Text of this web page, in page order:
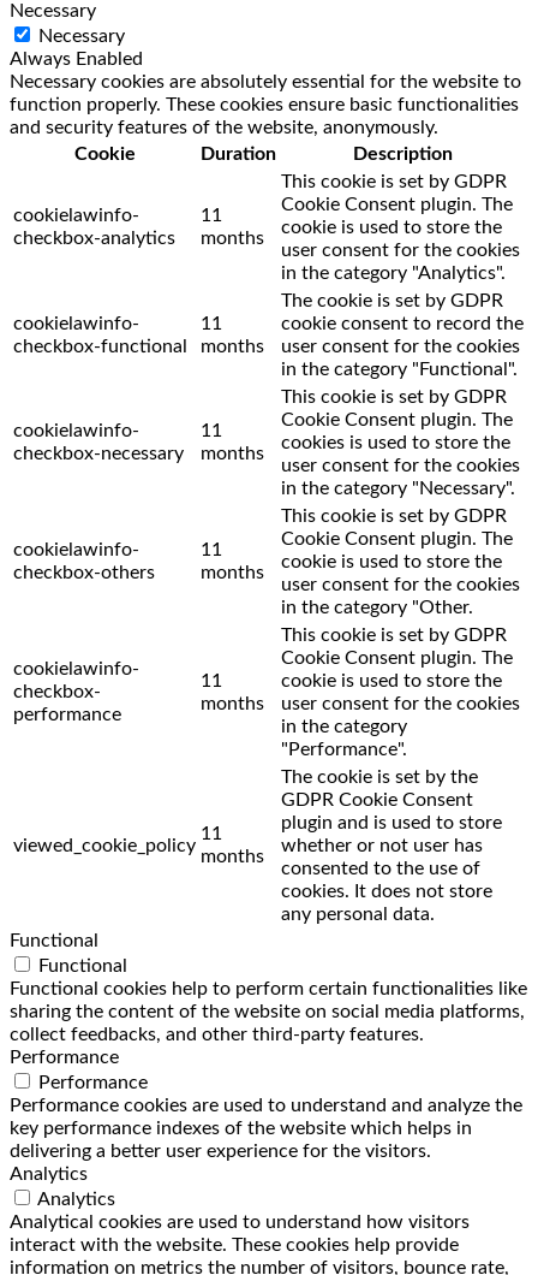
Necessary
Necessary
Always Enabled
Necessary cookies are absolutely essential for the website to
function properly. These cookies ensure basic functionalities
and security features of the website, anonymously.
Cookie
Duration Description
cookielawinfo-
checkbox-analytics
11
months
This cookie is set by GDPR
Cookie Consent plugin. The
cookie is used to store the
user consent for the cookies
in the category "Analytics".
cookielawinfo-
checkbox-functional
11
months
The cookie is set by GDPR
cookie consent to record the
user consent for the cookies
in the category "Functional".
cookielawinfo-
checkbox-necessary
11
months
This cookie is set by GDPR
Cookie Consent plugin. The
cookies is used to store the
user consent for the cookies
in the category "Necessary".
cookielawinfo-
checkbox-others
11
months
This cookie is set by GDPR
Cookie Consent plugin. The
cookie is used to store the
user consent for the cookies
in the category "Other.
cookielawinfo-
checkbox-
performance
11
months
This cookie is set by GDPR
Cookie Consent plugin. The
cookie is used to store the
user consent for the cookies
in the category
"Performance".
viewed_cookie_policy
11
months
The cookie is set by the
GDPR Cookie Consent
plugin and is used to store
whether or not user has
consented to the use of
cookies. It does not store
any personal data.
Functional
Functional
Functional cookies help to perform certain functionalities like
sharing the content of the website on social media platforms,
collect feedbacks, and other third-party features.
Performance
Performance
Performance cookies are used to understand and analyze the
key performance indexes of the website which helps in
delivering a better user experience for the visitors.
Analytics
Analytics
Analytical cookies are used to understand how visitors
interact with the website. These cookies help provide
information on metrics the number of visitors, bounce rate,